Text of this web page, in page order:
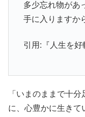
多少忘れ物があ
手に入りますか
引用:『人生を
「いまのままで十
に、心豊かに生きて